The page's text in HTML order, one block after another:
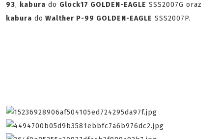
93, kabura do Glock17 GOLDEN-EAGLE SSS2007G oraz
kabura do Walther P-99 GOLDEN-EAGLE SSS2007P.